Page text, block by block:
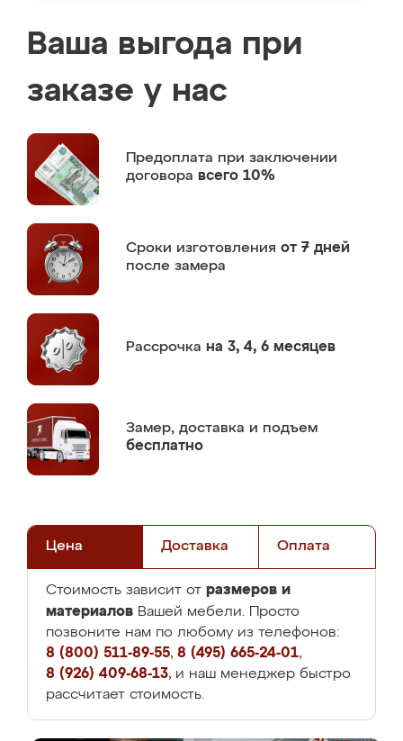
Ваша выгода при
заказе у нас
Предоплата при заключении
договора всего 10%
Сроки изготовления от 7 дней
после замера
Рассрочка на 3, 4, 6 месяцев
Замер, доставка и подъем
бесплатно
Цена Доставка Оплата
Стоимость зависит от размеров и
материалов Вашей мебели. Просто
позвоните нам по любому из телефонов:
8 (800) 511-89-55, 8 (495) 665-24-01,
8 (926) 409-68-13, и наш менеджер быстро
рассчитает стоимость.